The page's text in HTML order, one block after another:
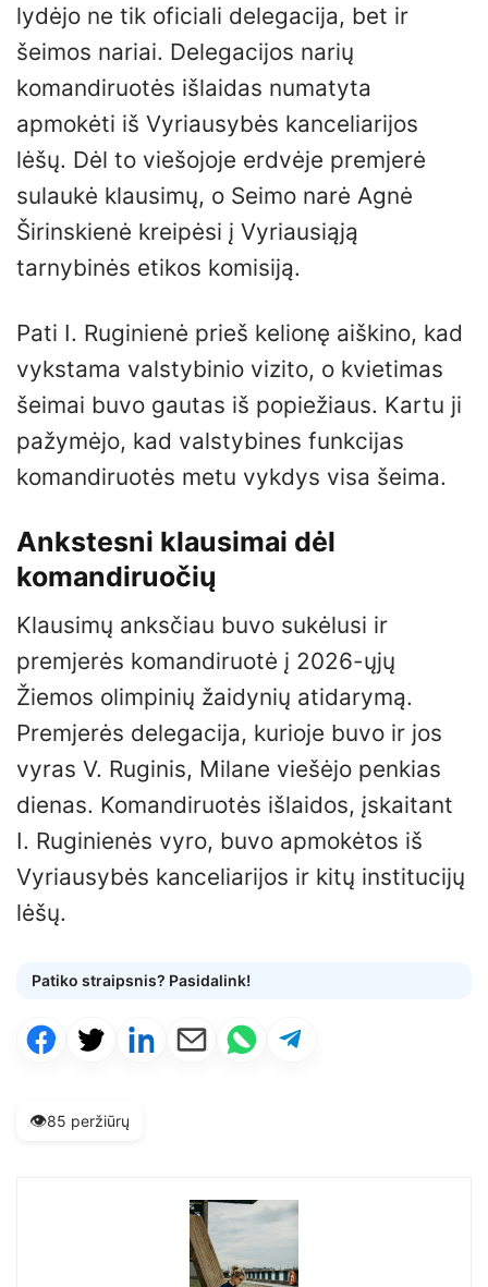
lydėjo ne tik oficiali delegacija, bet ir
šeimos nariai. Delegacijos narių
komandiruotės išlaidas numatyta
apmokėti iš Vyriausybės kanceliarijos
lėšų. Dėl to viešojoje erdvėje premjerė
sulaukė klausimų, o Seimo narė Agnė
Širinskienė kreipėsi į Vyriausiąją
tarnybinės etikos komisiją.
Pati I. Ruginienė prieš kelionę aiškino, kad
vykstama valstybinio vizito, o kvietimas
šeimai buvo gautas iš popiežiaus. Kartu ji
pažymėjo, kad valstybines funkcijas
komandiruotės metu vykdys visa šeima.
Ankstesni klausimai dėl
komandiruočių
Klausimų anksčiau buvo sukėlusi ir
premjerės komandiruotė į 2026-ųjų
Žiemos olimpinių žaidynių atidarymą.
Premjerės delegacija, kurioje buvo ir jos
vyras V. Ruginis, Milane viešėjo penkias
dienas. Komandiruotės išlaidos, įskaitant
I. Ruginienės vyro, buvo apmokėtos iš
Vyriausybės kanceliarijos ir kitų institucijų
lėšų.
Patiko straipsnis? Pasidalink!
👁️85 peržiūrų